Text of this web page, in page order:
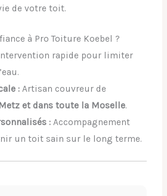
de votre toit.
à Pro Toiture Koebel ?
rapide pour limiter
: Artisan couvreur de
et dans toute la Moselle.
: Accompagnement
un toit sain sur le long terme.